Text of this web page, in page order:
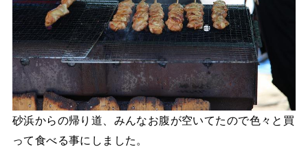
砂浜からの帰り道、みんなお腹が空いてたので色々と買
って食べる事にしました。